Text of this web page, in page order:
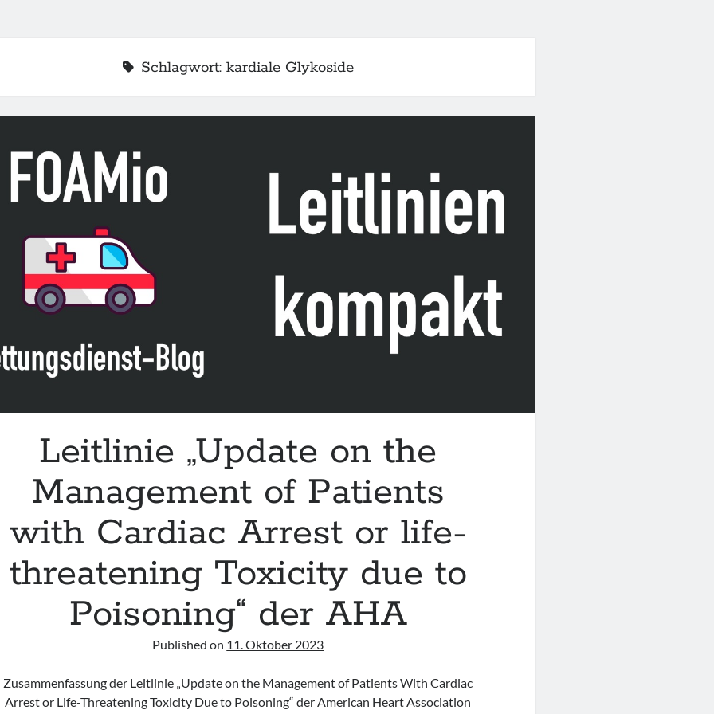
Schlagwort: kardiale Glykoside
Leitlinie „Update on the
Management of Patients
with Cardiac Arrest or life-
threatening Toxicity due to
Poisoning“ der AHA
Published on 11. Oktober 2023
Zusammenfassung der Leitlinie „Update on the Management of Patients With Cardiac
Arrest or Life-Threatening Toxicity Due to Poisoning“ der American Heart Association